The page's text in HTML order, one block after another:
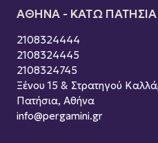
ΑΘΗΝΑ - ΚΑΤΩ ΠΑΤΗΣΙΑ
2108324444
2108324445
2108324745
Ξένου 15 & Στρατηγού
Πατήσια, Αθήνα
info@pergamini.gr